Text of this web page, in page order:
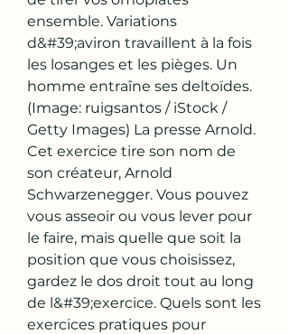
ensemble. Variations
d&#39;aviron travaillent à la fois
les losanges et les pièges. Un
homme entraîne ses deltoïdes.
(Image: ruigsantos / iStock /
Getty Images) La presse Arnold.
Cet exercice tire son nom de
son créateur, Arnold
Schwarzenegger. Vous pouvez
vous asseoir ou vous lever pour
le faire, mais quelle que soit la
position que vous choisissez,
gardez le dos droit tout au long
de l&#39;exercice. Quels sont les
exercices pratiques pour